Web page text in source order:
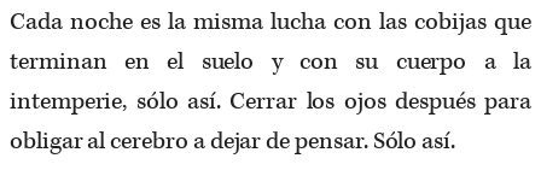
Cada noche es la misma lucha con las cobijas que
terminan en el suelo y con su cuerpo a la
intemperie, sólo así. Cerrar los ojos después para
obligar al cerebro a dejar de pensar. Sólo así.